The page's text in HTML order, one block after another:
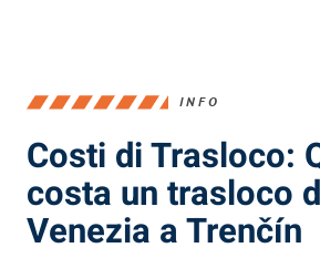
INFO
Costi di Trasloco:
costa un trasloco
Venezia a Trenčín